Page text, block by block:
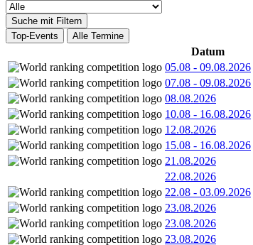
Suche mit Filtern
Top-Events
Alle Termine
Datum
05.08 - 09.08.2026
07.08 - 09.08.2026
08.08.2026
10.08 - 16.08.2026
12.08.2026
15.08 - 16.08.2026
21.08.2026
22.08.2026
22.08 - 03.09.2026
23.08.2026
23.08.2026
23.08.2026